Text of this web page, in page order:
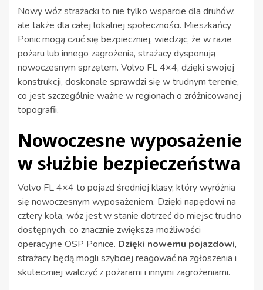
Nowy wóz strażacki to nie tylko wsparcie dla druhów,
ale także dla całej lokalnej społeczności. Mieszkańcy
Ponic mogą czuć się bezpieczniej, wiedząc, że w razie
pożaru lub innego zagrożenia, strażacy dysponują
nowoczesnym sprzętem. Volvo FL 4×4, dzięki swojej
konstrukcji, doskonale sprawdzi się w trudnym terenie,
co jest szczególnie ważne w regionach o zróżnicowanej
topografii.
Nowoczesne wyposażenie
w służbie bezpieczeństwa
Volvo FL 4×4 to pojazd średniej klasy, który wyróżnia
się nowoczesnym wyposażeniem. Dzięki napędowi na
cztery koła, wóz jest w stanie dotrzeć do miejsc trudno
dostępnych, co znacznie zwiększa możliwości
operacyjne OSP Ponice. Dzięki nowemu pojazdowi,
strażacy będą mogli szybciej reagować na zgłoszenia i
skuteczniej walczyć z pożarami i innymi zagrożeniami.